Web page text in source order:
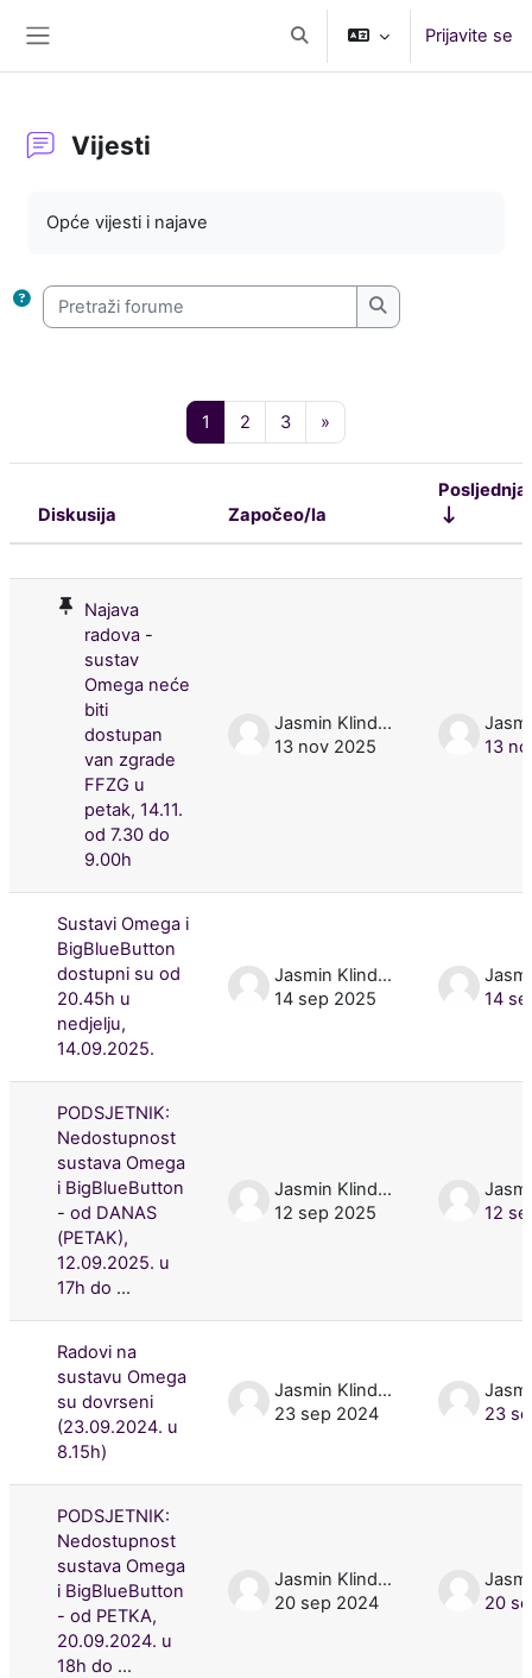
Toggle search inputPrijavite se
Vijesti
Opće vijesti i najave
Pretraži forume
Pretraži forume
1 Page 1
2 Page 2
3Page 3
»
Status
Diskusija Započeo/la
Najava
radova -
sustav
Omega neće
biti
dostupan
van zgrade
FFZG u
petak, 14.11.
od 7.30 do
9.00h
Jasmin Klindžić
13 nov 2025
13
Sustavi Omega i
BigBlueButton
dostupni su od
20.45h u
nedjelju,
14.09.2025.
Jasmin Klindžić
14 sep 2025
14
PODSJETNIK:
Nedostupnost
sustava Omega
i BigBlueButton
- od DANAS
(PETAK),
12.09.2025. u
17h do ...
Jasmin Klindžić
12 sep 2025
12
Radovi na
sustavu Omega
su dovrseni
(23.09.2024. u
8.15h)
Jasmin Klindžić
23 sep 2024
23
PODSJETNIK:
Nedostupnost
sustava Omega
i BigBlueButton
- od PETKA,
20.09.2024. u
18h do ...
Jasmin Klindžić
20 sep 2024
20